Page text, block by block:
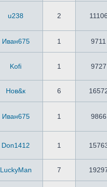
u238 2
Иван675 1 9711
Kofi 1 9727
Нов&к 6
Иван675 1 9866
Don1412 1
LuckyMan 7